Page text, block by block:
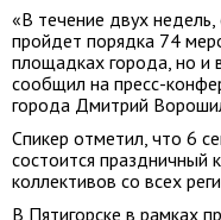
«В течение двух недель,
пройдет порядка 74
площадках города, но и
сообщил на пресс-
города Дмитрий
Спикер отметил, что 6
состоится праздничный
коллективов со всех
В Пятигорске в рамках